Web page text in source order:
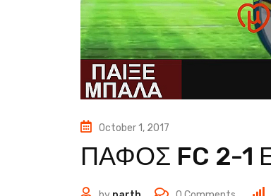
October 1, 2017
ΠΑΦΟΣ FC 2-1